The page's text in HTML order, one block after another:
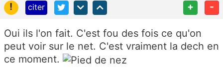
!
citer + -
Oui ils l'on fait. C'est fou des fois ce qu'on
peut voir sur le net. C'est vraiment la dech en
ce moment.